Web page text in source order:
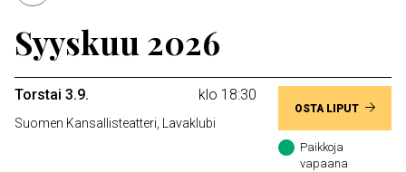
Syyskuu 2026
Torstai 3.9. klo 18:30
Suomen Kansallisteatteri, Lavaklubi
OSTA LIPUT
Paikkoja
vapaana